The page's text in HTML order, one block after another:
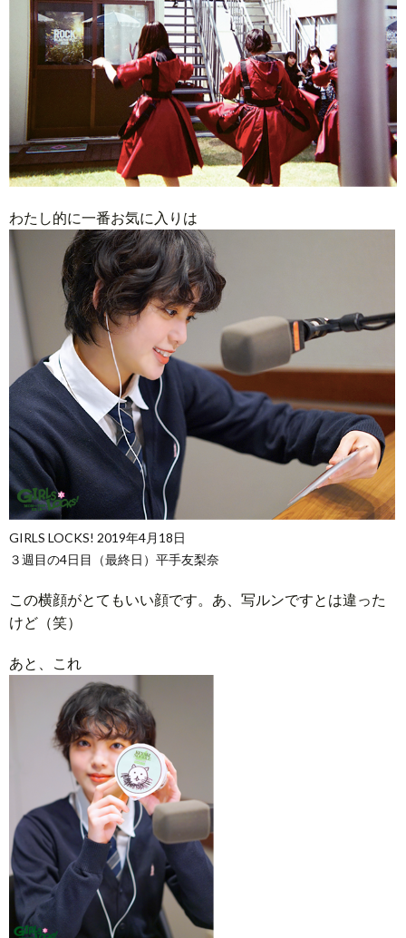
わたし的に一番お気に入りは
GIRLS LOCKS! 2019年4月18日
３週目の4日目（最終日）平手友梨奈
この横顔がとてもいい顔です。あ、写ルンですとは違った
けど（笑）
あと、これ